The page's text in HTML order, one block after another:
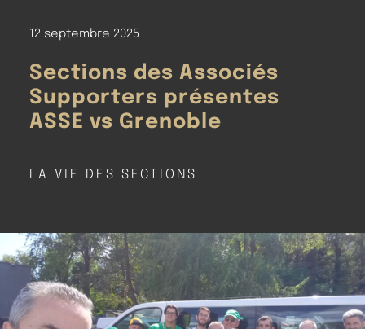
12 septembre 2025
Sections des Associés
Supporters présentes
ASSE vs Grenoble
LA VIE DES SECTIONS